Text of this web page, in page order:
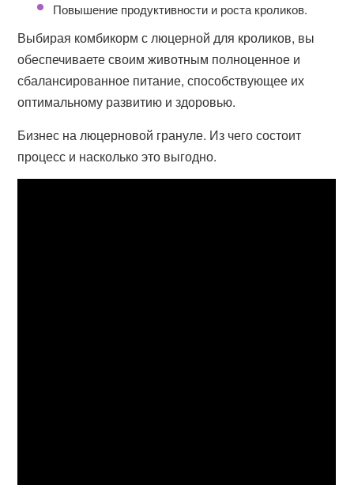
Повышение продуктивности и роста кроликов.
Выбирая комбикорм с люцерной для кроликов, вы
обеспечиваете своим животным полноценное и
сбалансированное питание, способствующее их
оптимальному развитию и здоровью.
Бизнес на люцерновой грануле. Из чего состоит
процесс и насколько это выгодно.